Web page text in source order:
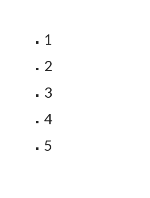
1
2
3
4
5